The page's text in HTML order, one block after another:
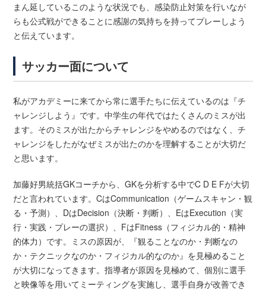
まん延しているこのような状況でも、感染防止対策を行いなが
らも公式戦ができることに感謝の気持ちを持ってプレーしよう
と伝えています。
サッカー面について
私がアカデミーに来てから常に選手たちに伝えているのは『チ
ャレンジしよう』です。中学生の年代ではたくさんのミスが出
ます。そのミスが出たからチャレンジをやめるのではなく、チ
ャレンジをしたがなぜミスが出たのかを理解することが大切だ
と思います。
加藤好男統括GKコーチから、GKを分析する中でC D E Fが大切
だと言われています。CはCommunication（ゲームスキャン・観
る・予測）、DはDecision（決断・判断）、EはExecution（実
行・実践・プレーの選択）、FはFitness（フィジカル的・精神
的体力）です。ミスの原因が、『観ることなのか・判断なの
か・テクニックなのか・フィジカル的なのか』を見極めること
が大切になってきます。指導者が原因を見極めて、個別に選手
と映像等を用いてミーティングを実施し、選手自身が改善でき